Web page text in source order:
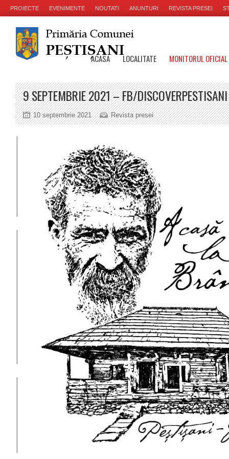
PROIECTE EVENIMENTE NOUTATI ANUNTURI REVISTA PRESEI
ACASA LOCALITATE MONITORUL
9 SEPTEMBRIE 2021 – FB/DISCOVERPESTISANI
10 septembrie 2021 Revista presei